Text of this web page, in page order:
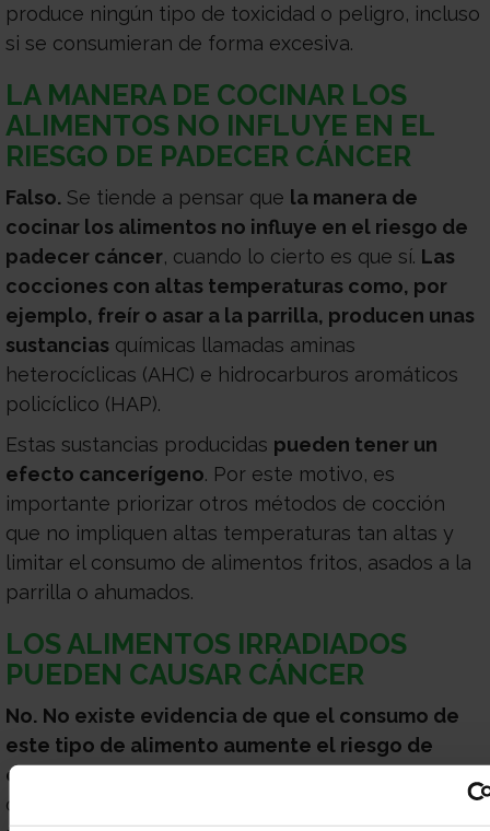
produce ningún tipo de toxicidad o peligro, incluso
si se consumieran de forma excesiva.
LA MANERA DE COCINAR LOS
ALIMENTOS NO INFLUYE EN EL
RIESGO DE PADECER CÁNCER
Falso. Se tiende a pensar que la manera de
cocinar los alimentos no influye en el riesgo de
padecer cáncer, cuando lo cierto es que sí. Las
cocciones con altas temperaturas como, por
ejemplo, freír o asar a la parrilla, producen unas
sustancias químicas llamadas aminas
heterocíclicas (AHC) e hidrocarburos aromáticos
policíclico (HAP).
Estas sustancias producidas pueden tener un
efecto cancerígeno. Por este motivo, es
importante priorizar otros métodos de cocción
que no impliquen altas temperaturas tan altas y
limitar el consumo de alimentos fritos, asados a la
parrilla o ahumados.
LOS ALIMENTOS IRRADIADOS
PUEDEN CAUSAR CÁNCER
No. No existe evidencia de que el consumo de
este tipo de alimento aumente el riesgo de
cáncer
objeto de matar los organismos dañinos que